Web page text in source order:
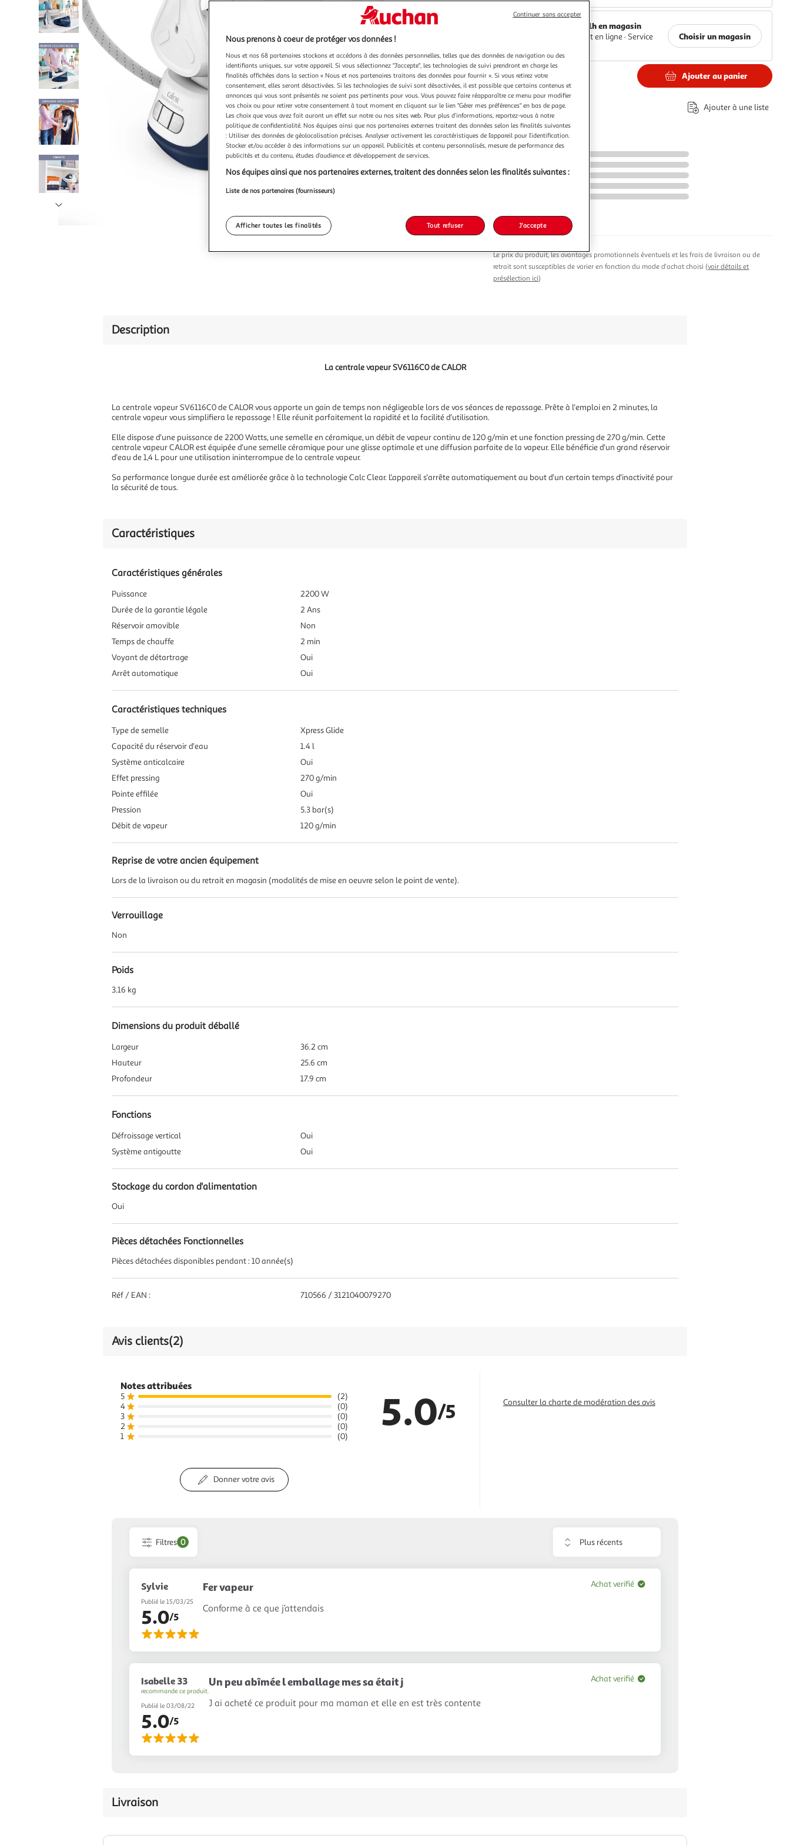
Illustration
Choisir un magasin
Retrait 1h en magasin
Paiement en ligne ·Service
129,00€
129,00€ / pce
dont 2,05€ d'éco-part.
Ajouter au panier
Ajouter à une liste
Le prix du produit, les avantages promotionnels éventuels et les frais de livraison ou de
retrait sont susceptibles de varier en fonction du mode d'achat choisi (voir détails et
présélection ici)
Description
La centrale vapeur SV6116C0 de CALOR
La centrale vapeur SV6116C0 de CALOR vous apporte un gain de temps non négligeable lors de vos séances de repassage. Prête à l'emploi en 2 minutes, la
centrale vapeur vous simplifiera le repassage ! Elle réunit parfaitement la rapidité et la facilité d'utilisation.
Elle dispose d'une puissance de 2200 Watts, une semelle en céramique, un débit de vapeur continu de 120 g/min et une fonction pressing de 270 g/min. Cette
centrale vapeur CALOR est équipée d'une semelle céramique pour une glisse optimale et une diffusion parfaite de la vapeur. Elle bénéficie d'un grand réservoir
d'eau de 1,4 L pour une utilisation ininterrompue de la centrale vapeur.
Sa performance longue durée est améliorée grâce à la technologie Calc Clear. L'appareil s'arrête automatiquement au bout d'un certain temps d'inactivité pour
la sécurité de tous.
Caractéristiques
Caractéristiques générales
Puissance
2200 W
Durée de la garantie légale
2 Ans
Réservoir amovible
Non
Temps de chauffe
2 min
Voyant de détartrage
Oui
Arrêt automatique
Oui
Caractéristiques techniques
Type de semelle
Xpress Glide
Capacité du réservoir d'eau
1.4 l
Système anticalcaire
Oui
Effet pressing
270 g/min
Pointe effilée
Oui
Pression
5.3 bar(s)
Débit de vapeur
120 g/min
Reprise de votre ancien équipement
Lors de la livraison ou du retrait en magasin (modalités de mise en oeuvre selon le point de vente).
Verrouillage
Non
Poids
3.16 kg
Dimensions du produit déballé
Largeur
36.2 cm
Hauteur
25.6 cm
Profondeur
17.9 cm
Fonctions
Défroissage vertical
Oui
Système antigoutte
Oui
Stockage du cordon d'alimentation
Oui
Pièces détachées Fonctionnelles
Pièces détachées disponibles pendant : 10 année(s)
Réf / EAN : 710566 / 3121040079270
Avis clients(2)
Notes attribuées
5
(2)
4
(0)
3
(0)
2
(0)
1
(0)
5.0/5
Donner votre avis
Consulter la charte de modération des avis
Filtres 0
Trier
avis
Sylvie
Publié le 15/03/25
5.0/5
Fer vapeur
Conforme à ce que j’attendais
Achat verifié
Isabelle 33
recommande ce produit.
Publié le 03/08/22
5.0/5
Un peu abîmée l emballage mes sa était j
J ai acheté ce produit pour ma maman et elle en est très contente
Achat verifié
Livraison
Nous prenons à coeur de protéger vos données !
Nous et nos 68 partenaires stockons et accédons à des données personnelles, telles que des données de navigation ou des
identifiants uniques, sur votre appareil. Si vous sélectionnez "J'accepte", les technologies de suivi prendront en charge les
finalités affichées dans la section « Nous et nos partenaires traitons des données pour fournir ». Si vous retirez votre
consentement, elles seront désactivées. Si les technologies de suivi sont désactivées, il est possible que certains contenus et
annonces qui vous sont présentés ne soient pas pertinents pour vous. Vous pouvez faire réapparaître ce menu pour modifier
vos choix ou pour retirer votre consentement à tout moment en cliquant sur le lien "Gérer mes préférences" en bas de page.
Les choix que vous avez fait auront un effet sur notre ou nos sites web. Pour plus d’informations, reportez-vous à notre
politique de confidentialité. Nos équipes ainsi que nos partenaires externes traitent des données selon les finalités suivantes
: Utiliser des données de géolocalisation précises. Analyser activement les caractéristiques de l’appareil pour l’identification.
Stocker et/ou accéder à des informations sur un appareil. Publicités et contenu personnalisés, mesure de performance des
publicités et du contenu, études d’audience et développement de services.
Nos équipes ainsi que nos partenaires externes, traitent des données selon les finalités suivantes :
Liste de nos partenaires (fournisseurs)
Afficher toutes les finalités Tout refuser J'accepte
Continuer sans accepter